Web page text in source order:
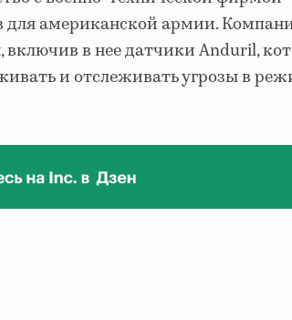
для американской армии.
включив в нее датчики Anduril,
и отслеживать угрозы в